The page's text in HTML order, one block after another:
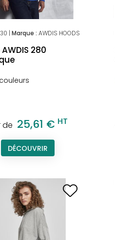
| Marque : AWDIS HOODS
280
couleurs
de 25,61 € HT
DÉCOUVRIR